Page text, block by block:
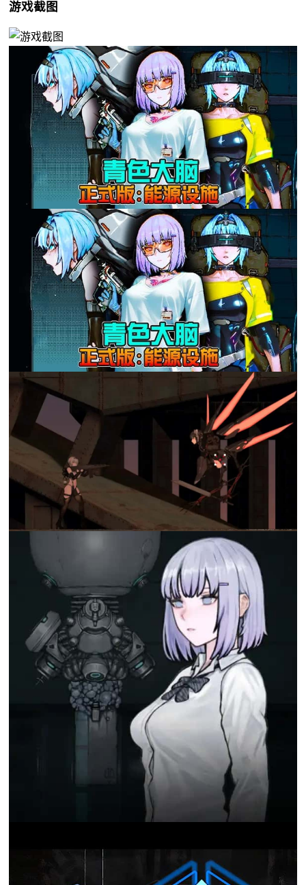
游戏截图